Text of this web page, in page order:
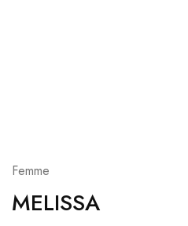
Femme
MELISSA